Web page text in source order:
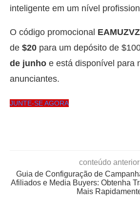
inteligente em um nível
O código promocional
de $20 para um depósito de
de junho e está disponível para
anunciantes.
JUNTE-SE AGORA
conteúdo anterior
Guia de Configuração de
Afiliados e Media Buyers: Obtenha
Mais